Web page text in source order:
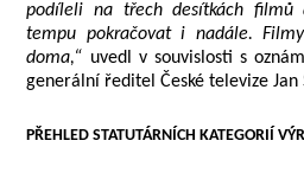
podíleli na třech desítkách
tempu pokračovat i nadále.
doma,“ uvedl v souvislosti s
generální ředitel České televize Jan
PŘEHLED STATUTÁRNÍCH KATEGORIÍ